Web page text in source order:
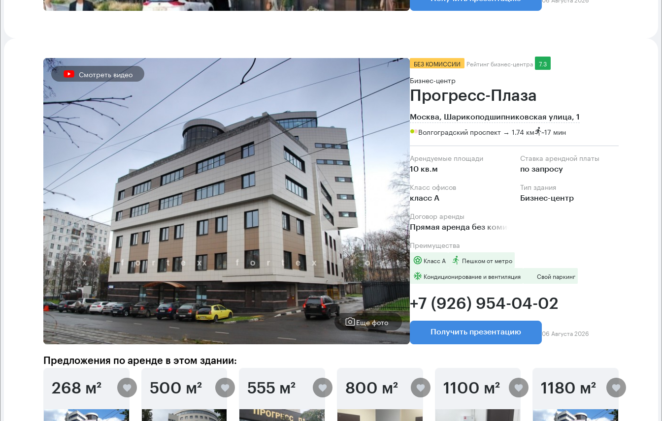
Смотреть видео
Еще фото
БЕЗ КОМИССИИ Рейтинг бизнес-центра 7.3
Бизнес-центр
Прогресс-Плаза
Москва, Шарикоподшипниковская улица, 1
Волгоградский проспект → 1.74 км ~17 мин
Арендуемые площади
10 кв.м
Ставка арендной платы
по запросу
Класс офисов
класс А
Тип здания
Бизнес-центр
Договор аренды
Прямая аренда без комиссии
Преимущества
Класс А
Пешком от метро
Кондиционирование и вентиляция
Свой паркинг
+7 (926) 954-04-02
Получить презентацию 06 Августа 2026
Предложения по аренде в этом здании:
268 м² 500 м² 555 м² 800 м² 1100 м² 1180 м²